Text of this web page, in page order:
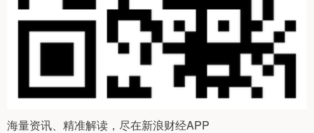
海量资讯、精准解读，尽在新浪财经APP